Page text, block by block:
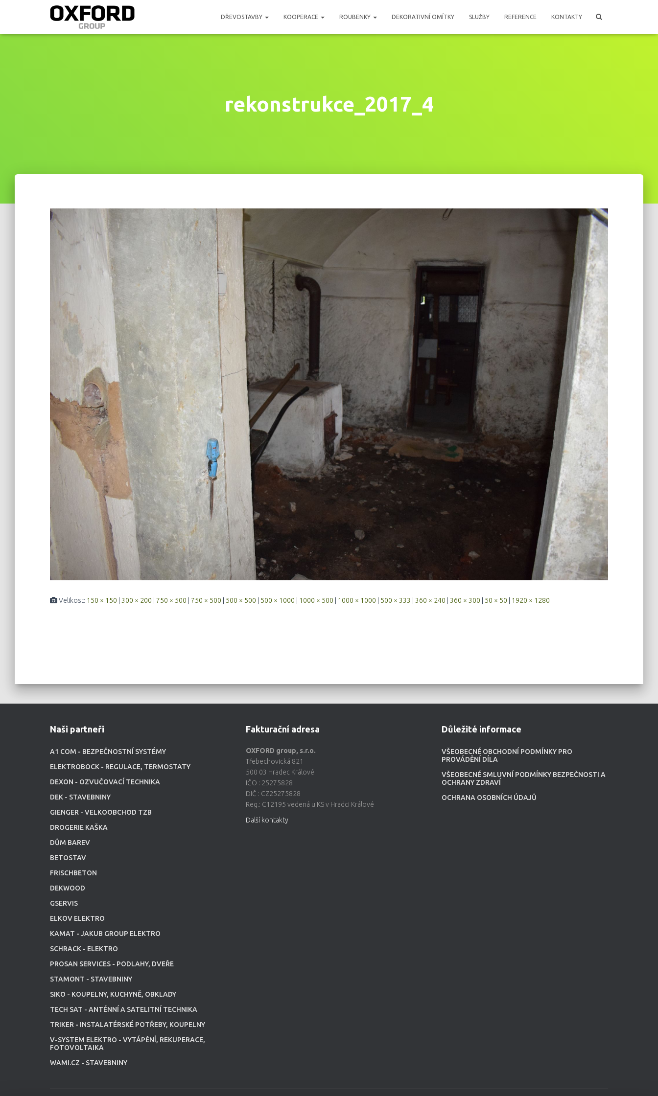
DŘEVOSTAVBY KOOPERACE ROUBENKY DEKORATIVNÍ OMÍTKY SLUŽBY REFERENCE KONTAKTY
rekonstrukce_2017_4
Velikost: 150 × 150 300 × 200 750 × 500 750 × 500 500 × 500 500 × 1000 1000 × 500 1000 × 1000 500 × 333 360 × 240 360 × 300 50 × 50 1920 × 1280
Naši partneři
A1 COM - BEZPEČNOSTNÍ SYSTÉMY
ELEKTROBOCK - REGULACE, TERMOSTATY
DEXON - OZVUČOVACÍ TECHNIKA
DEK - STAVEBNINY
GIENGER - VELKOOBCHOD TZB
DROGERIE KAŠKA
DŮM BAREV
BETOSTAV
FRISCHBETON
DEKWOOD
GSERVIS
ELKOV ELEKTRO
KAMAT - JAKUB GROUP ELEKTRO
SCHRACK - ELEKTRO
PROSAN SERVICES - PODLAHY, DVEŘE
STAMONT - STAVEBNINY
SIKO - KOUPELNY, KUCHYNĚ, OBKLADY
TECH SAT - ANTÉNNÍ A SATELITNÍ TECHNIKA
TRIKER - INSTALATÉRSKÉ POTŘEBY, KOUPELNY
V-SYSTEM ELEKTRO - VYTÁPĚNÍ, REKUPERACE,
FOTOVOLTAIKA
WAMI.CZ - STAVEBNINY
Fakturační adresa
OXFORD group, s.r.o.
Třebechovická 821
500 03 Hradec Králové
IČO : 25275828
DIČ : CZ25275828
Reg.: C12195 vedená u KS v Hradci Králové
Další kontakty
Důležité informace
VŠEOBECNÉ OBCHODNÍ PODMÍNKY PRO
PROVÁDĚNÍ DÍLA
VŠEOBECNÉ SMLUVNÍ PODMÍNKY BEZPEČNOSTI A
OCHRANY ZDRAVÍ
OCHRANA OSOBNÍCH ÚDAJŮ